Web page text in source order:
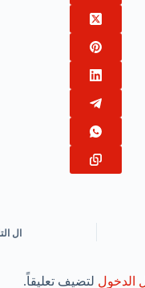
ال
الدخول لتضيف تعليقاً.